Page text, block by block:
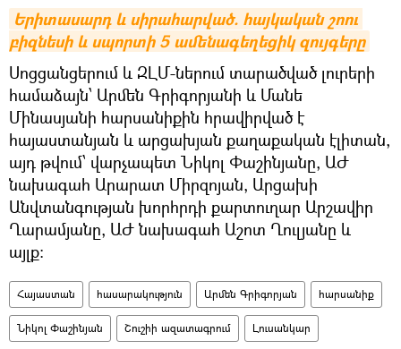
Երիտասարդ և սիրահարված. հայկական շոու
բիզնեսի և սպորտի 5 ամենագեղեցիկ զույգերը
Սոցցանցերում և ԶԼՄ-ներում տարածված լուրերի
համաձայն՝ Արմեն Գրիգորյանի և Մանե
Մինասյանի հարսանիքին հրավիրված է
հայաստանյան և արցախյան քաղաքական էլիտան,
այդ թվում՝ վարչապետ Նիկոլ Փաշինյանը, ԱԺ
նախագահ Արարատ Միրզոյան, Արցախի
Անվտանգության խորհրդի քարտուղար Արշավիր
Ղարամյանը, ԱԺ նախագահ Աշոտ Ղուլյանը և
այլք:
Հայաստան հասարակություն Արմեն Գրիգորյան հարսանիք
Նիկոլ Փաշինյան Շուշիի ազատագրում Լուսանկար